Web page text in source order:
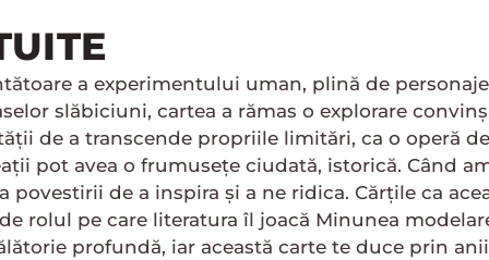
a experimentului uman, plină de
slăbiciuni, cartea a rămas o explorare
de a transcende propriile limitări, ca o operă
pot avea o frumusețe ciudată, istorică. Când
de a inspira și a ne ridica. Cărțile ca
rolul pe care literatura îl joacă Minunea
profundă, iar această carte te duce prin